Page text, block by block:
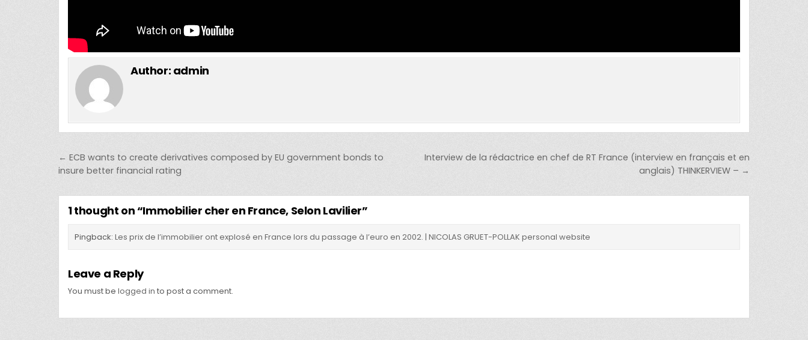
Author: admin
Post navigation
Interview de la rédactrice en chef de RT France (interview en français et en
anglais) THINKERVIEW – →
← ECB wants to create derivatives composed by EU government bonds to
insure better financial rating
1 thought on “Immobilier cher en France, Selon Lavilier”
Pingback:Les prix de l’immobilier ont explosé en France lors du passage à l’euro en 2002. | NICOLAS GRUET-POLLAK personal website
Leave a Reply
You must be logged in to post a comment.